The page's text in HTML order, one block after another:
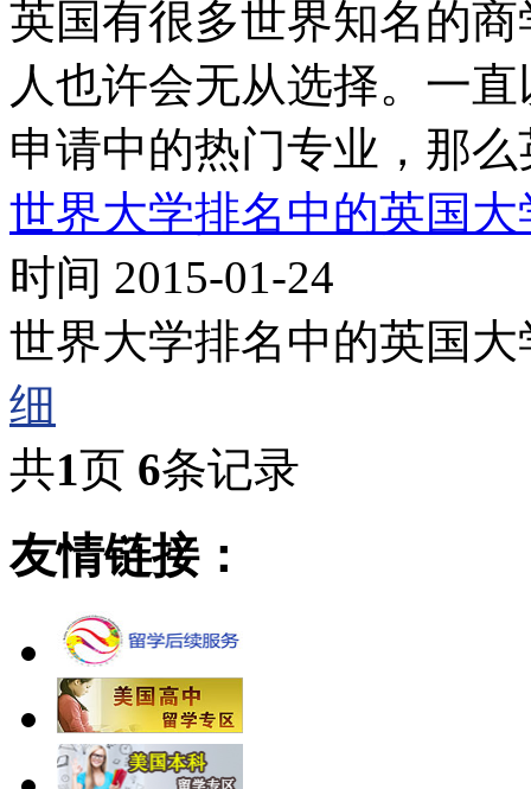
英国有很多世界知名的
人也许会无从选择。一
申请中的热门专业，那
世界大学排名中的英国大
时间 2015-01-24
世界大学排名中的英国
细
共1页 6条记录
友情链接：